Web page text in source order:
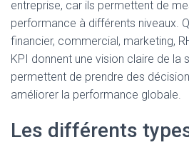
entreprise, car ils permettent de
performance à différents niveaux.
financier, commercial, marketing,
KPI donnent une vision claire de la
permettent de prendre des
améliorer la performance globale.
Les différents